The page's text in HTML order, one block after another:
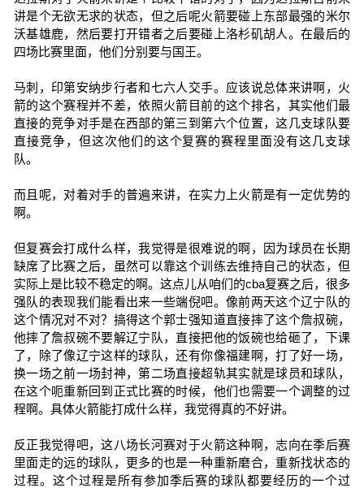
讲是个无欲无求的状态，但之后呢火箭要碰上东部最强的米尔
沃基雄鹿，然后要打开错者之后要碰上洛杉矶胡人。在最后的
四场比赛里面，他们分别要与国王。
马刺，印第安纳步行者和七六人交手。应该说总体来讲啊，火
箭的这个赛程并不差，依照火箭目前的这个排名，其实他们最
直接的竞争对手是在西部的第三到第六个位置，这几支球队要
直接竞争，但这次他们的这个复赛的赛程里面没有这几支球
队。
而且呢，对着对手的普遍来讲，在实力上火箭是有一定优势的
啊。
但复赛会打成什么样，我觉得是很难说的啊，因为球员在长期
缺席了比赛之后，虽然可以靠这个训练去维持自己的状态，但
实际上是比较不稳定的啊。这点儿从咱们的cba复赛之后，很多
强队的表现我们能看出来一些端倪吧。像前两天这个辽宁队的
这个情况对不对？搞得这个郭士强知道直接摔了这个詹叔碗，
他摔了詹叔碗不要解辽宁队，直接把他的饭碗也给砸了，下课
了，除了像辽宁这样的球队，还有你像福建啊，打了好一场，
换一场之前一场封神，第二场直接超轨其实就是球员和球队，
在这个呃重新回到正式比赛的时候，他们也需要一个调整的过
程啊。具体火箭能打成什么样，我觉得真的不好讲。
反正我觉得吧，这八场长河赛对于火箭这种啊，志向在季后赛
里面走的远的球队，更多的也是一种重新磨合，重新找状态的
过程。这个过程是所有参加季后赛的球队都要经历的一个过